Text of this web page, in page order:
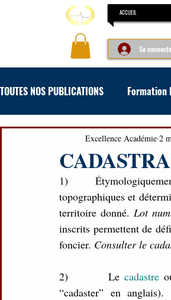
ACCUEIL
Se
TOUTES NOS PUBLICATIONS Formation
Formation concours et examen
Excellence Académie 2
1)
topographiques et
territoire donné. Lot
inscrits permettent de
foncier. Consulter le
2)         Le cadastre
“cadaster” en